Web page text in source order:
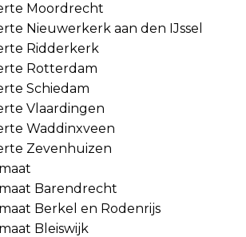
Moordrecht
Nieuwerkerk aan den IJssel
Ridderkerk
Rotterdam
Schiedam
Vlaardingen
Waddinxveen
Zevenhuizen
Barendrecht
Berkel en Rodenrijs
Bleiswijk